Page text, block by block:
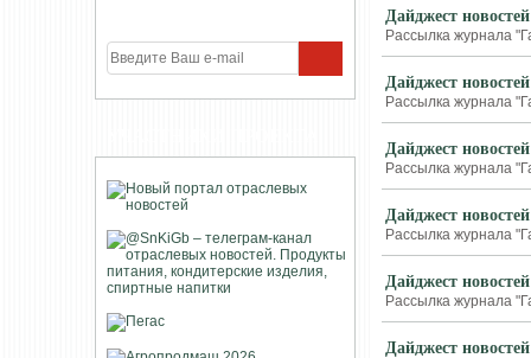
Дайджест
Рассылка журнала
Дайджест
Рассылка журнала
Дайджест
Рассылка журнала
Дайджест
Рассылка журнала
Дайджест
Рассылка журнала
Дайджест